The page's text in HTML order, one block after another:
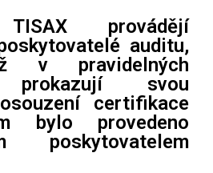
TISAX provádějí
auditu,
v pravidelných
prokazují svou
certifikace
bylo provedeno
poskytovatelem